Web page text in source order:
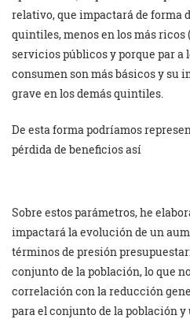
relativo, que impactará de forma
quintiles, menos en los más
servicios públicos y porque par a
consumen son más básicos y su
grave en los demás quintiles.
De esta forma podríamos
pérdida de beneficios así
Sobre estos parámetros, he
impactará la evolución de un
términos de presión
conjunto de la población, lo que
correlación con la reducción
para el conjunto de la población